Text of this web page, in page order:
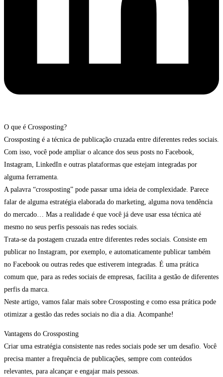
O que é Crossposting?
Crossposting é a técnica de publicação cruzada entre diferentes redes sociais.
Com isso, você pode ampliar o alcance dos seus posts no Facebook,
Instagram, LinkedIn e outras plataformas que estejam integradas por
alguma ferramenta.
A palavra “crossposting” pode passar uma ideia de complexidade. Parece
falar de alguma estratégia elaborada do marketing, alguma nova tendência
do mercado… Mas a realidade é que você já deve usar essa técnica até
mesmo no seus perfis pessoais nas redes sociais.
Trata-se da postagem cruzada entre diferentes redes sociais. Consiste em
publicar no Instagram, por exemplo, e automaticamente publicar também
no Facebook ou outras redes que estiverem integradas. É uma prática
comum que, para as redes sociais de empresas, facilita a gestão de diferentes
perfis da marca.
Neste artigo, vamos falar mais sobre Crossposting e como essa prática pode
otimizar a gestão das redes sociais no dia a dia. Acompanhe!
Vantagens do Crossposting
Criar uma estratégia consistente nas redes sociais pode ser um desafio. Você
precisa manter a frequência de publicações, sempre com conteúdos
relevantes, para alcançar e engajar mais pessoas.